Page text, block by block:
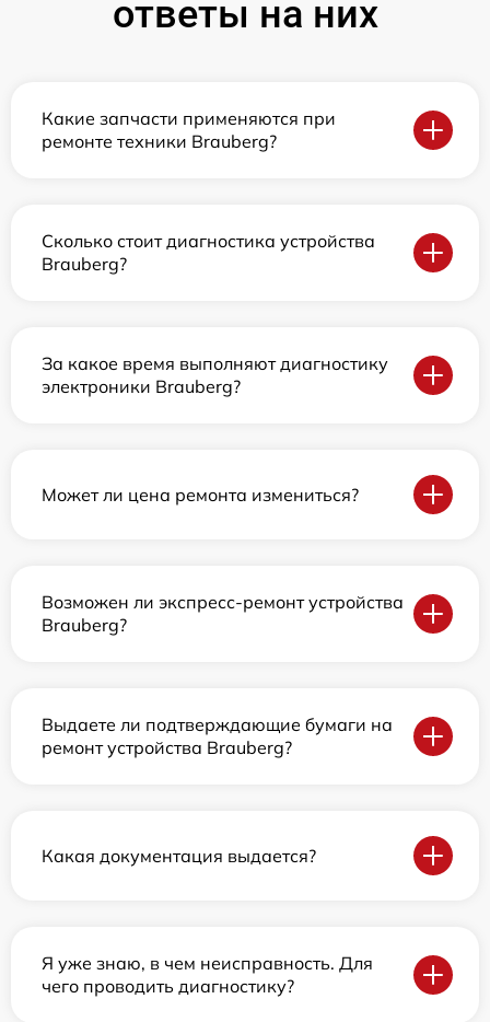
ответы на них
Какие запчасти применяются при
ремонте техники Brauberg?
Сколько стоит диагностика устройства
Brauberg?
За какое время выполняют диагностику
электроники Brauberg?
Может ли цена ремонта измениться?
Возможен ли экспресс-ремонт устройства
Brauberg?
Выдаете ли подтверждающие бумаги на
ремонт устройства Brauberg?
Какая документация выдается?
Я уже знаю, в чем неисправность. Для
чего проводить диагностику?